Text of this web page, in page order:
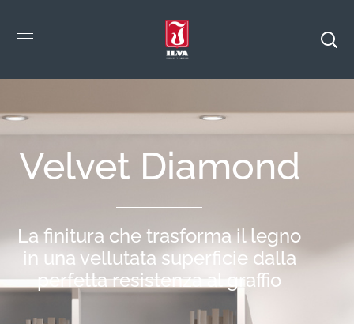
Velvet Diamond
La finitura che trasforma il legno
in una vellutata superficie dalla
perfetta resistenza al graffio